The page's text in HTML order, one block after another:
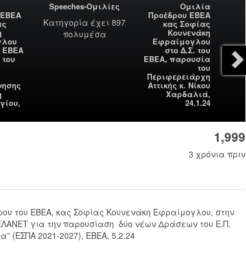
00:00
ΕΒΕΑ
Speeches-Ομιλίες
Κατηγορία έχει 897
πολυμέσα
Ομιλία
Προέδρου ΕΒΕΑ
κας Σοφίας
Κουνενάκη
Εφραίμογλου
στο Δ.Σ. του
ΕΒΕΑ, παρουσία
του
Περιφερειάρχη
Αττικής κ. Νίκου
Χαρδαλιά,
24.1.24
1,999
3 χρόνια πριν
του ΕΒΕΑ, κας Σοφίας Κουνενάκη Εφραίμογλου, στην
για την παρουσίαση δύο νέων Δράσεων του Ε.Π.
(ΕΣΠΑ 2021-2027), ΕΒΕΑ, 5.2.24